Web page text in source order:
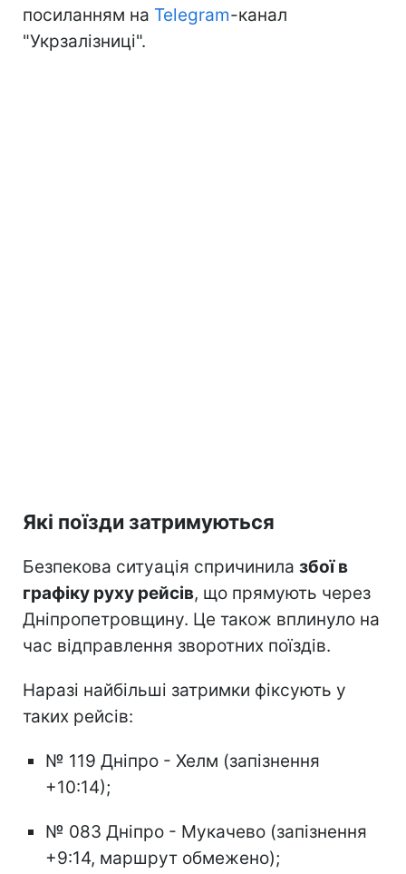
посиланням на Telegram-канал
"Укрзалізниці".
Які поїзди затримуються
Безпекова ситуація спричинила збої в
графіку руху рейсів, що прямують через
Дніпропетровщину. Це також вплинуло на
час відправлення зворотних поїздів.
Наразі найбільші затримки фіксують у
таких рейсів:
№ 119 Дніпро - Хелм (запізнення
+10:14);
№ 083 Дніпро - Мукачево (запізнення
+9:14, маршрут обмежено);